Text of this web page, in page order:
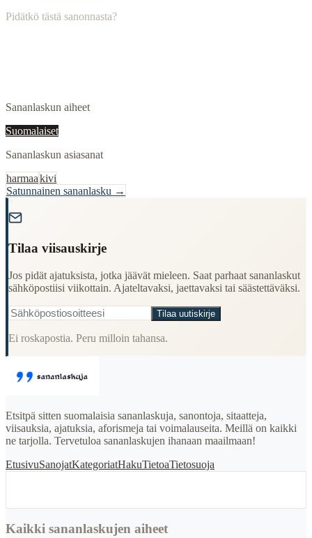
Pidätkö tästä sanonnasta?
Sananlaskun aiheet
Suomalaiset
Sananlaskun asiasanat
harmaakivi
Satunnainen sananlasku →
Tilaa viisauskirje
Jos pidät ajatuksista, jotka jäävät mieleen. Saat parhaat sananlaskut
sähköpostiisi viikottain. Ajateltavaksi, jaettavaksi tai säästettäväksi.
Tilaa uutiskirje
Ei roskapostia. Peru milloin tahansa.
Etsitpä sitten suomalaisia sananlaskuja, sanontoja, sitaatteja,
viisauksia, ajatuksia, aforismeja tai voimalauseita. Meillä on kaikki
ne tarjolla. Tervetuloa sananlaskujen ihanaan maailmaan!
EtusivuSanojatKategoriatHakuTietoaTietosuoja
Kaikki sananlaskujen aiheet